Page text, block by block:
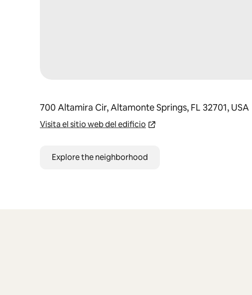
700 Altamira Cir, Altamonte Springs, FL 32701, USA
Visita el sitio web del edificio
Explore the neighborhood